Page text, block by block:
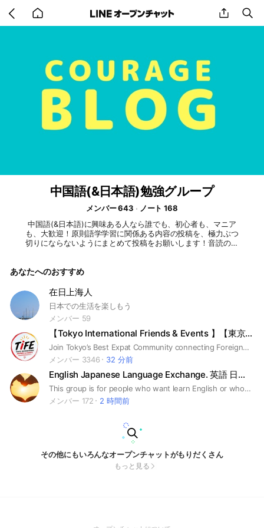
back
to
share
中国語(&日本語)勉強グループ
メンバー 643
ノート 168
中国語(&日本語)に興味ある人なら誰でも、初心者も、マニア
も、大歓迎！原則語学学習に関係ある内容の投稿を、極力ぶつ
切りにならないようにまとめて投稿をお願いします！音読の声
あなたへのおすすめ
在日上海人
日本での生活を楽しもう
メンバー 59
【Tokyo International Friends & Events 】【東京国際交流会】
Join Tokyo’s Best Expat Community connecting Foreigners & Japanese through fun events. From language practice meetups to drinking and dancing parties, Language Exchanges, workshops, and cultural events, there are plenty of opportunities to make international connections. ※We have chats rooms in diferent languages. 日本で暮らす海外の方や旅行で日本に来ている海外の方と日本人を様々な「イベント」を通して繋ぎたい！国際交流、外国語習得といった共通の興味・関心を持たれた方と繋がれるコミュニティです。世界中の方と友達になりたいそんなあなた、是非。 ※英語/中国語/スペイン語/日本語トーク 毎週言語交流会や食事会を開催しております。異文化交流をしたい方是非！ #expat #国際交流 #東京国際交流会 #イベント #コミュニティ #東京 #異文化交流 #外国人 #tokyo #community #foreigner #東京 #event #trip #ツアー #世界 #友達作り #外国人と繋がりたい
メンバー 3346
32 分前
English Japanese Language Exchange. 英語 日本語
This group is for people who want learn English or who want learn Japanese. Everyone can join in this group, so come here and let's talk😁 No kinky stuffs, No advertising, No troll🥹 ♦️Warning♦️ Try to speak English!! (Japanese people). cuz, you want to learn English, right? So why not?
メンバー 172
2 時間前
その他にもいろんなオープンチャットがもりだくさん
もっと見る